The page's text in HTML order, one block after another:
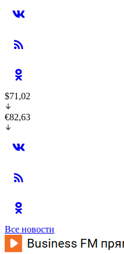
$71,02
€82,63
Все новости